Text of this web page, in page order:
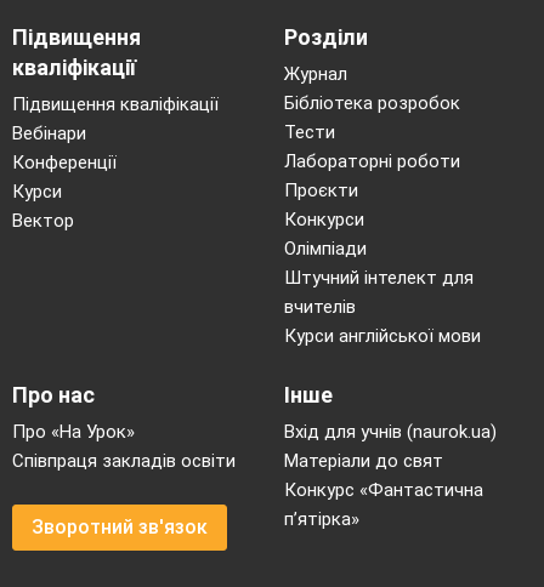
в 0keaHi
Підвищення
кваліфікації
Підвищення кваліфікації
Вебінари
Конференції
Курси
Вектор
Розділи
Журнал
Бібліотека розробок
Тести
Лабораторні роботи
Проєкти
Конкурси
Олімпіади
Штучний інтелект для
вчителів
Курси англійської мови
Про нас
Про «На Урок»
Співпраця закладів освіти
Зворотний зв'язок
Інше
Вхід для учнів (naurok.ua)
Матеріали до свят
Конкурс «Фантастична
п’ятірка»